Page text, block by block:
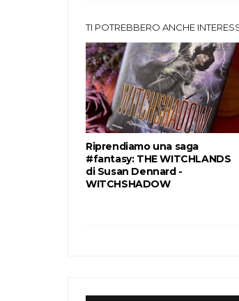
TI POTREBBERO ANCHE
Riprendiamo una saga
#fantasy: THE WITCHLANDS
di Susan Dennard -
WITCHSHADOW